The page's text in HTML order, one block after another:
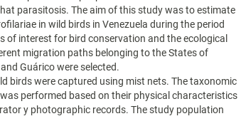
parasitosis. The aim of this study was to estimate
in wild birds in Venezuela during the period
of interest for bird conservation and the ecological
migration paths belonging to the States of
Guárico were selected.
birds were captured using mist nets. The taxonomic
performed based on their physical characteristics
y photographic records. The study population